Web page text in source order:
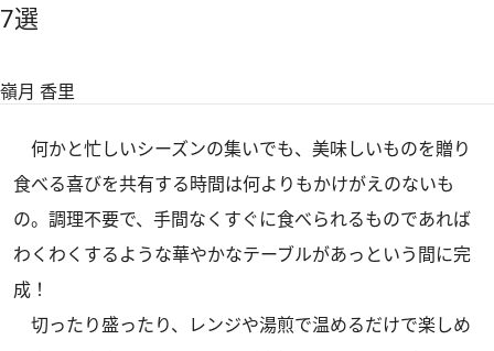
7選
嶺月 香里
何かと忙しいシーズンの集いでも、美味しいものを贈り
食べる喜びを共有する時間は何よりもかけがえのないも
の。調理不要で、手間なくすぐに食べられるものであれば
わくわくするような華やかなテーブルがあっという間に完
成！
切ったり盛ったり、レンジや湯煎で温めるだけで楽しめ